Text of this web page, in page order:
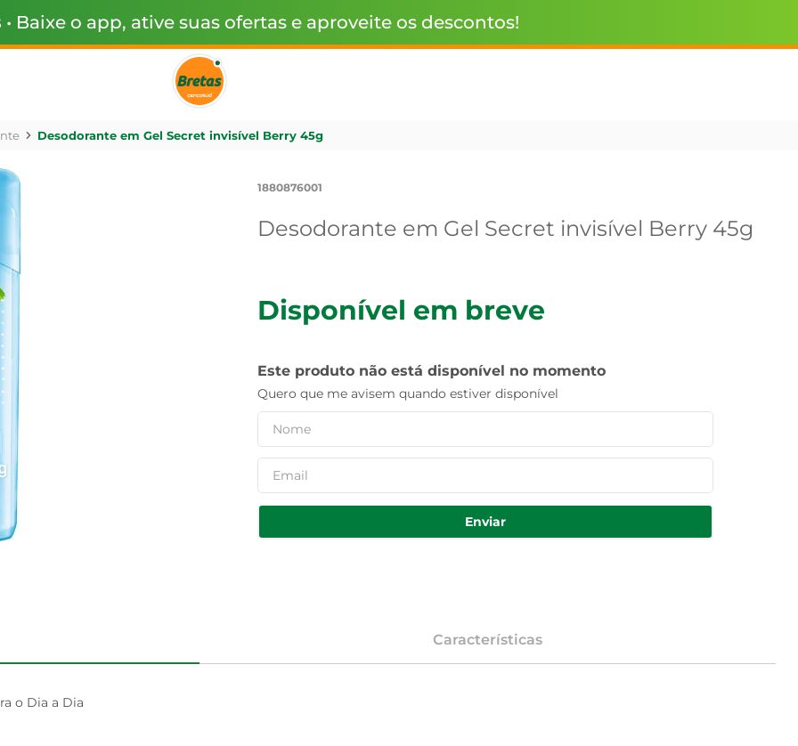
• Baixe o app, ative suas ofertas e aproveite os descontos!
Desodorante em Gel Secret invisível Berry 45g
1880876001
Desodorante em Gel Secret invisível Berry 45g
Disponível em breve
Este produto não está disponível no momento
Quero que me avisem quando estiver disponível
Enviar
Características
o Dia a Dia